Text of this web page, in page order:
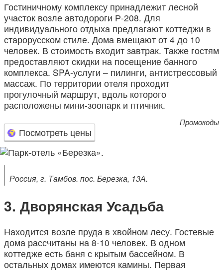
Гостиничному комплексу принадлежит лесной
участок возле автодороги Р-208. Для
индивидуального отдыха предлагают коттеджи в
старорусском стиле. Дома вмещают от 4 до 10
человек. В стоимость входит завтрак. Также гостям
предоставляют скидки на посещение банного
комплекса. SPA-услуги – пилинги, антистрессовый
массаж. По территории отеля проходит
прогулочный маршрут, вдоль которого
расположены мини-зоопарк и птичник.
Посмотреть цены
Промокоды
Россия, г. Тамбов. пос. Березка, 13А.
Дворянская Усадьба
Находится возле пруда в хвойном лесу. Гостевые
дома рассчитаны на 8-10 человек. В одном
коттедже есть баня с крытым бассейном. В
остальных домах имеются камины. Первая